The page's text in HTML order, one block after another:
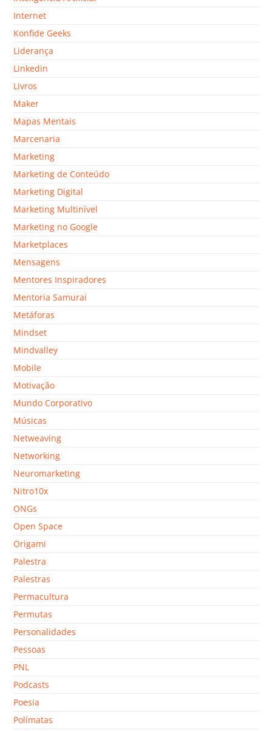
Internet
Konfide Geeks
Liderança
Linkedin
Livros
Maker
Mapas Mentais
Marcenaria
Marketing
Marketing de Conteúdo
Marketing Digital
Marketing Multinível
Marketing no Google
Marketplaces
Mensagens
Mentores Inspiradores
Mentoria Samurai
Metáforas
Mindset
Mindvalley
Mobile
Motivação
Mundo Corporativo
Músicas
Netweaving
Networking
Neuromarketing
Nitro10x
ONGs
Open Space
Origami
Palestra
Palestras
Permacultura
Permutas
Personalidades
Pessoas
PNL
Podcasts
Poesia
Polímatas